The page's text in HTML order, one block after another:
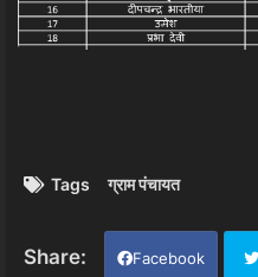
Tags ग्राम पंचायत
Facebook